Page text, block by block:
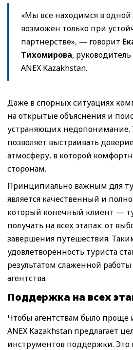
«Мы все находимся в
возможен только при
партнерстве», — говорит
Тихомирова,
ANEX Kazakhstan.
Даже в спорных ситуациях
на открытые объяснения и
устраняющих недопонимание.
позволяет выстраивать
атмосферу, в которой
сторонам.
Принципиально важным для
является качественный и
который конечный клиент —
получать на всех этапах: от
завершения путешествия.
удовлетворенность туриста
результатом слаженной
агентства.
Поддержка на всех
Чтобы агентствам было проще
ANEX Kazakhstan предлагает
инструментов поддержки. Это